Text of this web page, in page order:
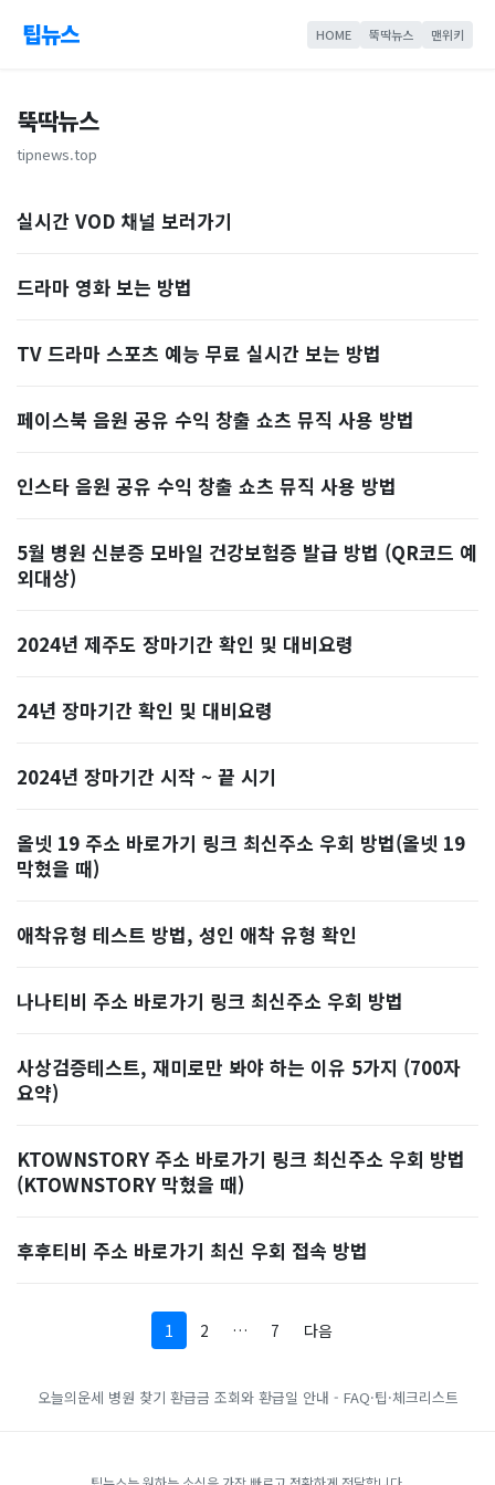
팁뉴스 HOME 뚝딱뉴스 맨위키
뚝딱뉴스
tipnews.top
실시간 VOD 채널 보러가기
드라마 영화 보는 방법
TV 드라마 스포츠 예능 무료 실시간 보는 방법
페이스북 음원 공유 수익 창출 쇼츠 뮤직 사용 방법
인스타 음원 공유 수익 창출 쇼츠 뮤직 사용 방법
5월 병원 신분증 모바일 건강보험증 발급 방법 (QR코드 예
외대상)
2024년 제주도 장마기간 확인 및 대비요령
24년 장마기간 확인 및 대비요령
2024년 장마기간 시작 ~ 끝 시기
올넷 19 주소 바로가기 링크 최신주소 우회 방법(올넷 19
막혔을 때)
애착유형 테스트 방법, 성인 애착 유형 확인
나나티비 주소 바로가기 링크 최신주소 우회 방법
사상검증테스트, 재미로만 봐야 하는 이유 5가지 (700자
요약)
KTOWNSTORY 주소 바로가기 링크 최신주소 우회 방법
(KTOWNSTORY 막혔을 때)
후후티비 주소 바로가기 최신 우회 접속 방법
1 2 … 7 다음
오늘의운세 병원 찾기 환급금 조회와 환급일 안내 - FAQ·팁·체크리스트